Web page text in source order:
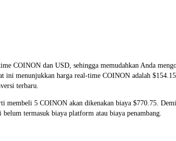
COINON dan USD, sehingga memudahkan Anda
ini menunjukkan harga real-time COINON adalah
terbaru.
membeli 5 COINON akan dikenakan biaya $770.75.
termasuk biaya platform atau biaya penambang.